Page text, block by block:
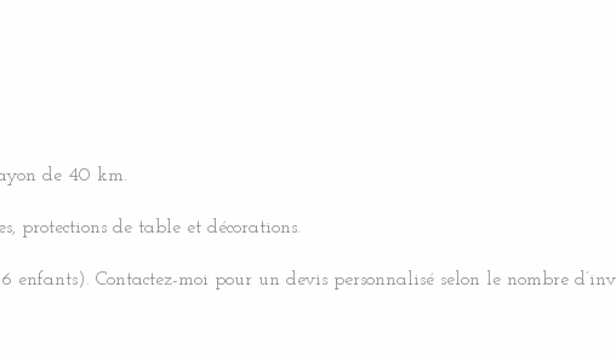
de 40 km.
protections de table et décorations.
Contactez-moi pour un devis personnalisé selon le nombre